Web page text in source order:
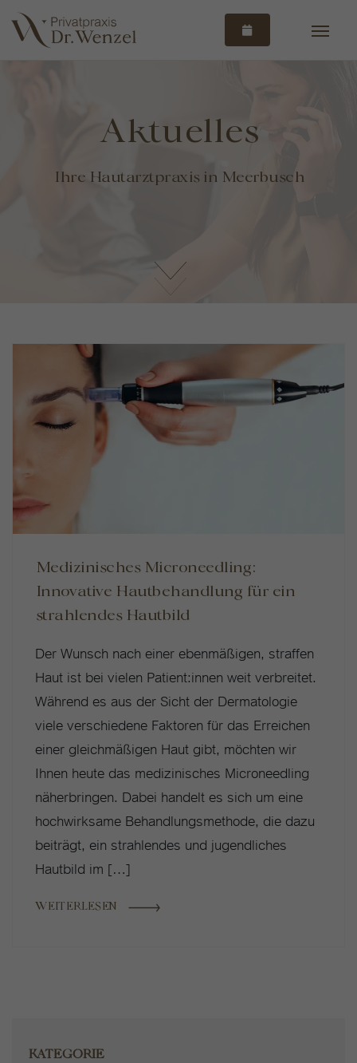
Aktuelles
Ihre Hautarztpraxis in Meerbusch
Medizinisches Microneedling:
Innovative Hautbehandlung für ein
strahlendes Hautbild
Der Wunsch nach einer ebenmäßigen, straffen
Haut ist bei vielen Patient:innen weit verbreitet.
Während es aus der Sicht der Dermatologie
viele verschiedene Faktoren für das Erreichen
einer gleichmäßigen Haut gibt, möchten wir
Ihnen heute das medizinisches Microneedling
näherbringen. Dabei handelt es sich um eine
hochwirksame Behandlungsmethode, die dazu
beiträgt, ein strahlendes und jugendliches
Hautbild im […]
WEITERLESEN
KATEGORIE